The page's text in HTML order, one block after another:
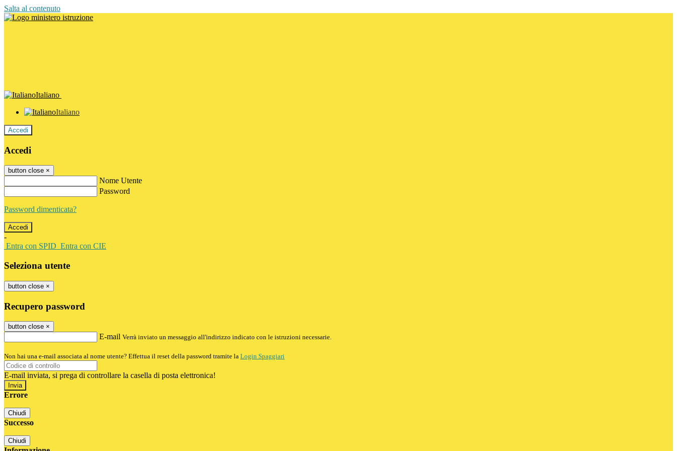
Salta al contenuto
Italiano
Italiano
Accedi
Accedi
button close ×
Nome Utente
Password
Password dimenticata?
-
Entra con SPID Entra con CIE
Seleziona utente
button close ×
Recupero password
button close ×
E-mail Verrà inviato un messaggio all'indirizzo indicato con le istruzioni necessarie.
Non hai una e-mail associata al nome utente? Effettua il reset della password tramite la Login Spaggiari
E-mail inviata, si prega di controllare la casella di posta elettronica!
Errore
Chiudi
Successo
Chiudi